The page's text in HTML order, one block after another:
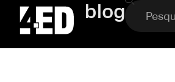
blog